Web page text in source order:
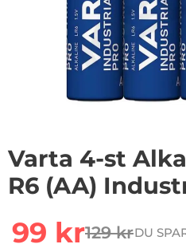
Varta 4-st
R6 (AA)
rea pris
99 krtidigare
129 krDU